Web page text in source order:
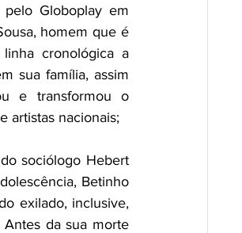
Globoplay em
homem que é
cronológica a
sua família, assim
e transformou o
artistas nacionais;
sociólogo Hebert
Betinho
exilado, inclusive,
Antes da sua morte